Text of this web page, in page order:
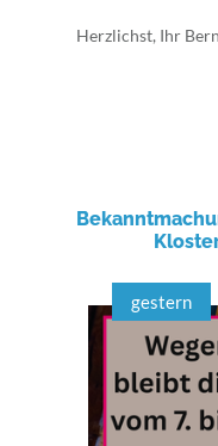
Herzlichst, Ihr
gestern